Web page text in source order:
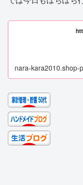
nara-kara2010.shop-